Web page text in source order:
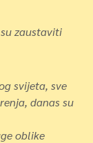
zaustaviti
svijeta, sve
danas su
oblike